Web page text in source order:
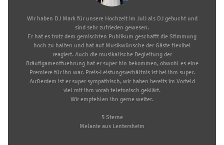
Wir haben DJ Mark für unsere Hochzeit im Juli als DJ gebucht und
sind sehr zufrieden gewesen.
Er hat es trotz dem gemischten Publikum geschafft die Stimmung
hoch zu halten und hat auf Musikwünsche der Gäste flexibel
reagiert. Auch die musikalische Begleitung der
Bräutigamentfuehrung hat er super hin bekommen, obwohl es eine
Premiere für ihn war. Preis-Leistungsverhältnis ist bei ihm super.
Außerdem ist er super sympathisch, wir haben bereits im Vorfeld
viel mit ihm vorab telefonisch geklärt.
Wir empfehlen ihn gerne weiter.
5 Sterne
Melanie aus Lentersheim